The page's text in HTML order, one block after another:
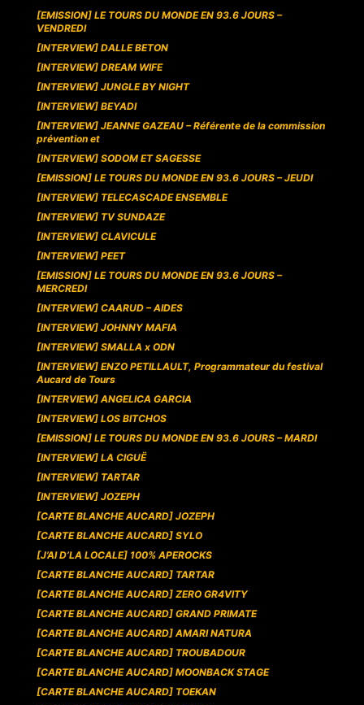
[EMISSION] LE TOURS DU MONDE EN 93.6 JOURS –
VENDREDI
[INTERVIEW] DALLE BETON
[INTERVIEW] DREAM WIFE
[INTERVIEW] JUNGLE BY NIGHT
[INTERVIEW] BEYADI
[INTERVIEW] JEANNE GAZEAU – Référente de la commission
prévention et
[INTERVIEW] SODOM ET SAGESSE
[EMISSION] LE TOURS DU MONDE EN 93.6 JOURS – JEUDI
[INTERVIEW] TELECASCADE ENSEMBLE
[INTERVIEW] TV SUNDAZE
[INTERVIEW] CLAVICULE
[INTERVIEW] PEET
[EMISSION] LE TOURS DU MONDE EN 93.6 JOURS –
MERCREDI
[INTERVIEW] CAARUD – AIDES
[INTERVIEW] JOHNNY MAFIA
[INTERVIEW] SMALLA x ODN
[INTERVIEW] ENZO PETILLAULT, Programmateur du festival
Aucard de Tours
[INTERVIEW] ANGELICA GARCIA
[INTERVIEW] LOS BITCHOS
[EMISSION] LE TOURS DU MONDE EN 93.6 JOURS – MARDI
[INTERVIEW] LA CIGUË
[INTERVIEW] TARTAR
[INTERVIEW] JOZEPH
[CARTE BLANCHE AUCARD] JOZEPH
[CARTE BLANCHE AUCARD] SYLO
[J’AI D’LA LOCALE] 100% APEROCKS
[CARTE BLANCHE AUCARD] TARTAR
[CARTE BLANCHE AUCARD] ZERO GR4VITY
[CARTE BLANCHE AUCARD] GRAND PRIMATE
[CARTE BLANCHE AUCARD] AMARI NATURA
[CARTE BLANCHE AUCARD] TROUBADOUR
[CARTE BLANCHE AUCARD] MOONBACK STAGE
[CARTE BLANCHE AUCARD] TOEKAN